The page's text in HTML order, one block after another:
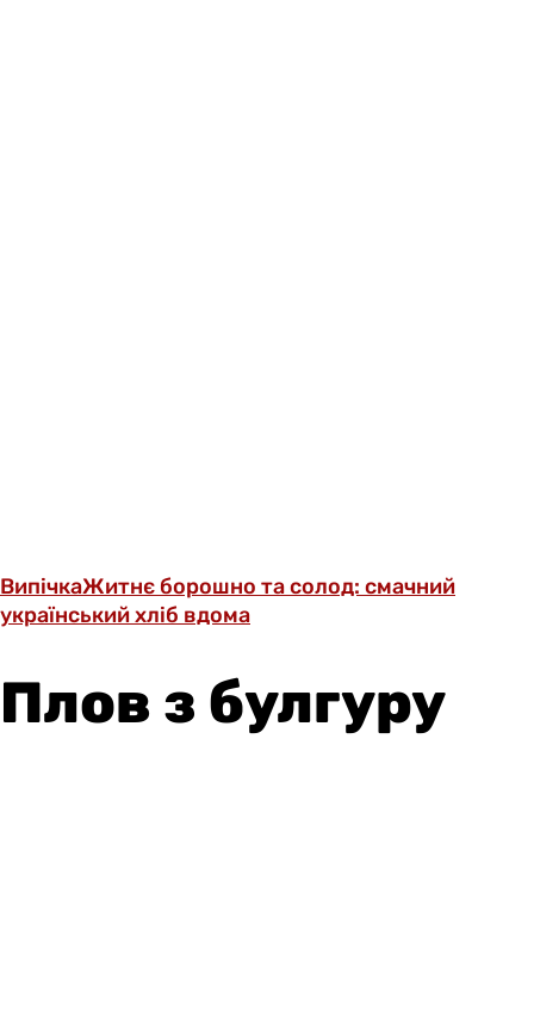
ВипічкаЖитнє борошно та солод: смачний
український хліб вдома
Плов з булгуру